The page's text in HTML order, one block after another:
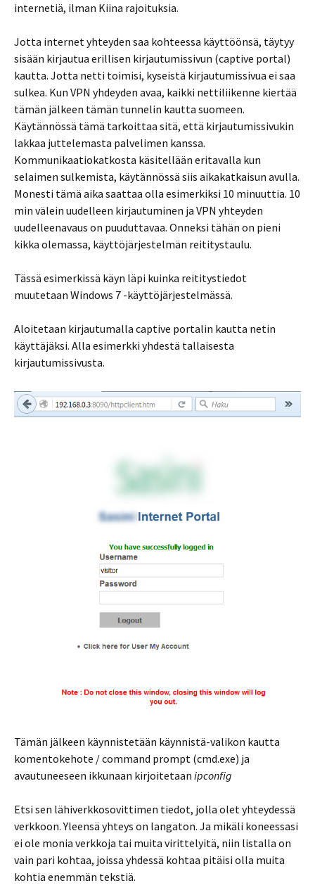
internetiä, ilman Kiina rajoituksia.
Jotta internet yhteyden saa kohteessa käyttöönsä, täytyy
sisään kirjautua erillisen kirjautumissivun (captive portal)
kautta. Jotta netti toimisi, kyseistä kirjautumissivua ei saa
sulkea. Kun VPN yhdeyden avaa, kaikki nettiliikenne kiertää
tämän jälkeen tämän tunnelin kautta suomeen.
Käytännössä tämä tarkoittaa sitä, että kirjautumissivukin
lakkaa juttelemasta palvelimen kanssa.
Kommunikaatiokatkosta käsitellään eritavalla kun
selaimen sulkemista, käytännössä siis aikakatkaisun avulla.
Monesti tämä aika saattaa olla esimerkiksi 10 minuuttia. 10
min välein uudelleen kirjautuminen ja VPN yhteyden
uudelleenavaus on puuduttavaa. Onneksi tähän on pieni
kikka olemassa, käyttöjärjestelmän reititystaulu.
Tässä esimerkissä käyn läpi kuinka reititystiedot
muutetaan Windows 7 -käyttöjärjestelmässä.
Aloitetaan kirjautumalla captive portalin kautta netin
käyttäjäksi. Alla esimerkki yhdestä tallaisesta
kirjautumissivusta.
Tämän jälkeen käynnistetään käynnistä-valikon kautta
komentokehote / command prompt (cmd.exe) ja
avautuneeseen ikkunaan kirjoitetaan ipconfig
Etsi sen lähiverkkosovittimen tiedot, jolla olet yhteydessä
verkkoon. Yleensä yhteys on langaton. Ja mikäli koneessasi
ei ole monia verkkoja tai muita virittelyitä, niin listalla on
vain pari kohtaa, joissa yhdessä kohtaa pitäisi olla muita
kohtia enemmän tekstiä.